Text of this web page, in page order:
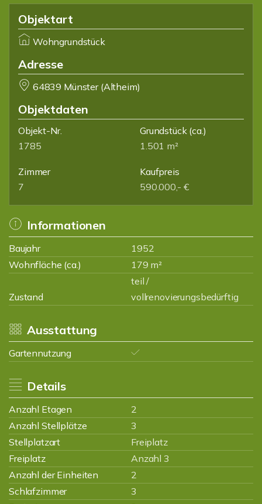
Objektart
Wohngrundstück
Adresse
64839 Münster (Altheim)
Objektdaten
Objekt-Nr.
1785
Grundstück(ca.)
1.501 m²
Zimmer
7
Kaufpreis
590.000,- €
Informationen
Baujahr
1952
Wohnfläche (ca.)
179 m²
Zustand
teil /
vollrenovierungsbedürftig
Ausstattung
Gartennutzung
Details
Anzahl Etagen
2
Anzahl Stellplätze
3
Stellplatzart
Freiplatz
Freiplatz
Anzahl 3
Anzahl der Einheiten
2
Schlafzimmer
3